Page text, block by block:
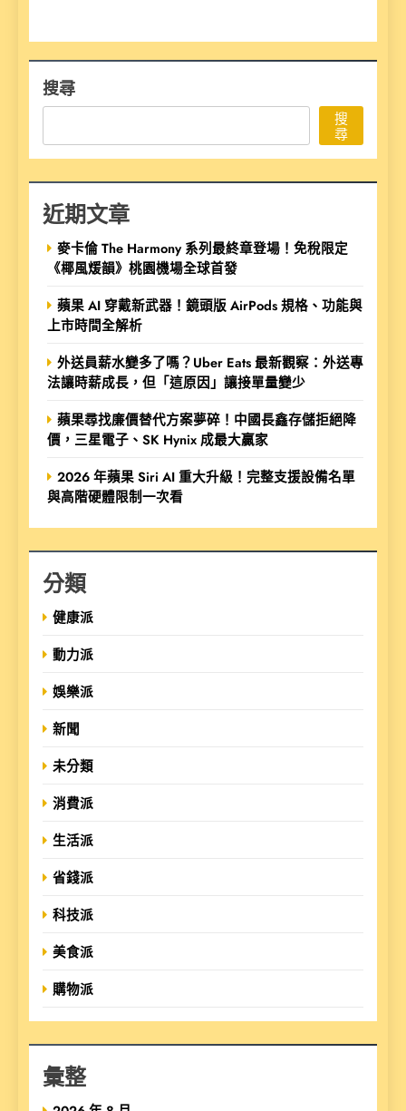
搜尋
搜
尋
近期文章
麥卡倫 The Harmony 系列最終章登場！免稅限定
《椰風煖韻》桃園機場全球首發
蘋果 AI 穿戴新武器！鏡頭版 AirPods 規格、功能與
上市時間全解析
外送員薪水變多了嗎？Uber Eats 最新觀察：外送專
法讓時薪成長，但「這原因」讓接單量變少
蘋果尋找廉價替代方案夢碎！中國長鑫存儲拒絕降
價，三星電子、SK Hynix 成最大贏家
2026 年蘋果 Siri AI 重大升級！完整支援設備名單
與高階硬體限制一次看
分類
健康派
動力派
娛樂派
新聞
未分類
消費派
生活派
省錢派
科技派
美食派
購物派
彙整